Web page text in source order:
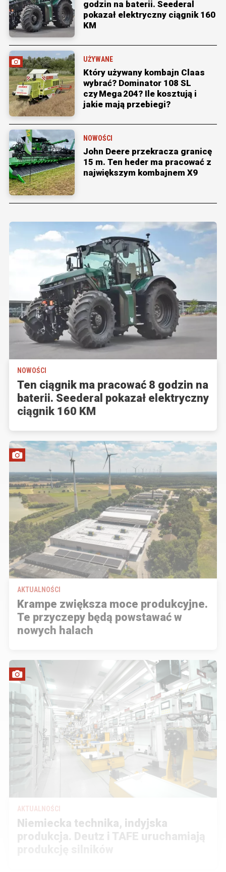
godzin na baterii. Seederal
pokazał elektryczny ciągnik 160
KM
UŻYWANE
Który używany kombajn Claas
wybrać? Dominator 108 SL
czy Mega 204? Ile kosztują i
jakie mają przebiegi?
NOWOŚCI
John Deere przekracza granicę
15 m. Ten heder ma pracować z
największym kombajnem X9
NOWOŚCI
Ten ciągnik ma pracować 8 godzin na
baterii. Seederal pokazał elektryczny
ciągnik 160 KM
AKTUALNOŚCI
Krampe zwiększa moce produkcyjne.
Te przyczepy będą powstawać w
nowych halach
AKTUALNOŚCI
Niemiecka technika, indyjska
produkcja. Deutz i TAFE uruchamiają